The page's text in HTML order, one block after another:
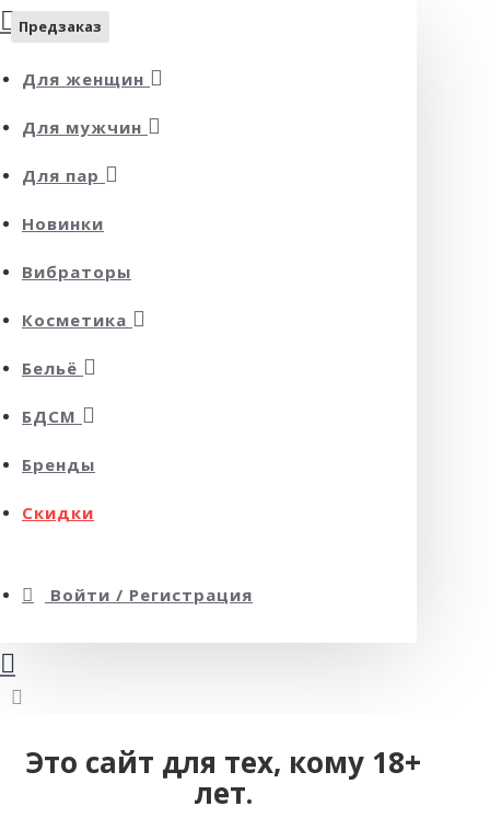
Для женщин
Для мужчин
Для пар
Новинки
Вибраторы
Косметика
Бельё
БДСМ
Бренды
Скидки
Войти / Регистрация
Это сайт для тех, кому 18+
лет.
Предзаказ